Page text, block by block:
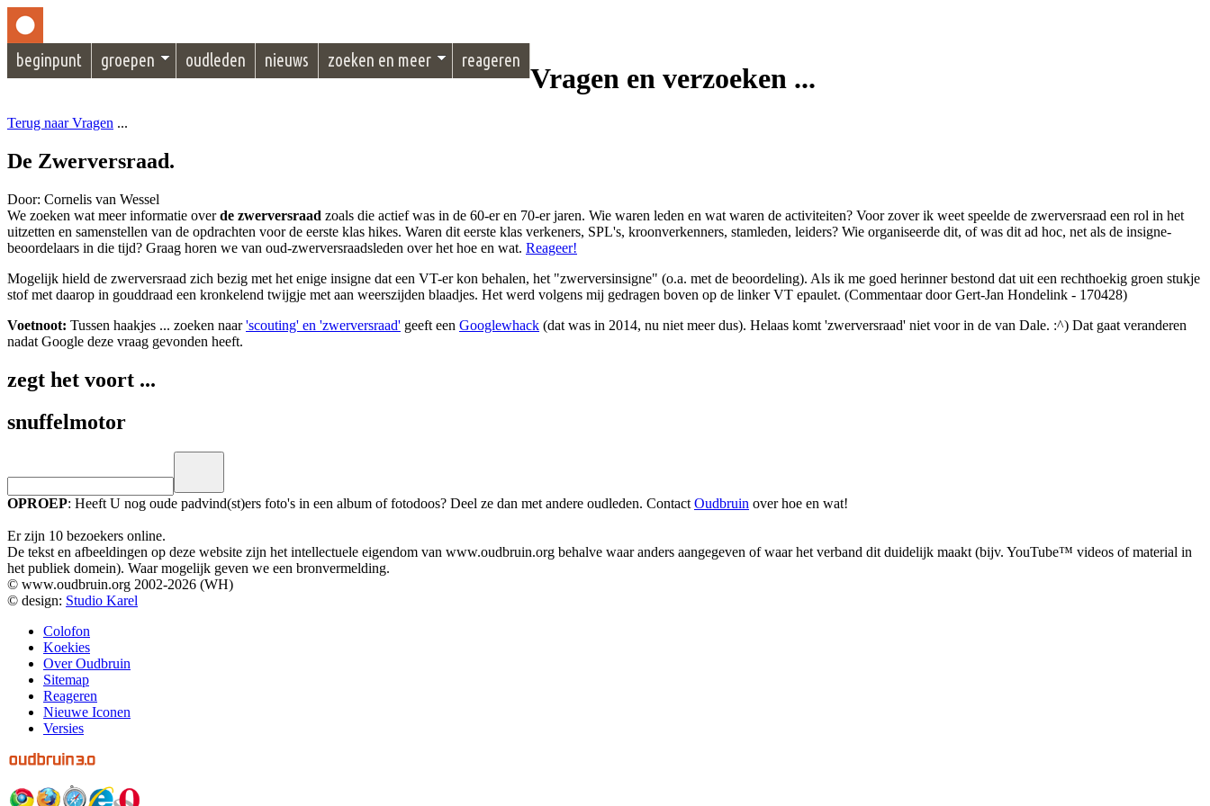
beginpunt groepen oudleden nieuws zoeken en meer reageren
Vragen en verzoeken ...
Terug naar Vragen ...
De Zwerversraad.
Door: Cornelis van Wessel
We zoeken wat meer informatie overde zwerversraad zoals die actief was in de 60-er en 70-er jaren. Wie waren leden en wat waren de activiteiten? Voor zover ik weet speelde de zwerversraad een rol in het
uitzetten en samenstellen van de opdrachten voor de eerste klas hikes. Waren dit eerste klas verkeners, SPL's, kroonverkenners, stamleden, leiders? Wie organiseerde dit, of was dit ad hoc, net als de insigne-
beoordelaars in die tijd? Graag horen we van oud-zwerversraadsleden over het hoe en wat. Reageer!
Mogelijk hield de zwerversraad zich bezig met het enige insigne dat een VT-er kon behalen, het "zwerversinsigne" (o.a. met de beoordeling). Als ik me goed herinner bestond dat uit een rechthoekig groen stukje
stof met daarop in gouddraad een kronkelend twijgje met aan weerszijden blaadjes. Het werd volgens mij gedragen boven op de linker VT epaulet. (Commentaar door Gert-Jan Hondelink - 170428)
Voetnoot: Tussen haakjes ... zoeken naar'scouting' en 'zwerversraad' geeft een Googlewhack (dat was in 2014, nu niet meer dus). Helaas komt 'zwerversraad' niet voor in de van Dale. :^) Dat gaat veranderen
nadat Google deze vraag gevonden heeft.
zegt het voort ...
snuffelmotor
OPROEP: Heeft U nog oude padvind(st)ers foto's in een album of fotodoos? Deel ze dan met andere oudleden. ContactOudbruin over hoe en wat!
Er zijn 10 bezoekers online.
De tekst en afbeeldingen op deze website zijn het intellectuele eigendom van www.oudbruin.org behalve waar anders aangegeven of waar het verband dit duidelijk maakt (bijv. YouTube™ videos of material in
het publiek domein). Waar mogelijk geven we een bronvermelding.
© www.oudbruin.org 2002-2026 (WH)
© design: Studio Karel
Colofon
Koekies
Over Oudbruin
Sitemap
Reageren
Nieuwe Iconen
Versies